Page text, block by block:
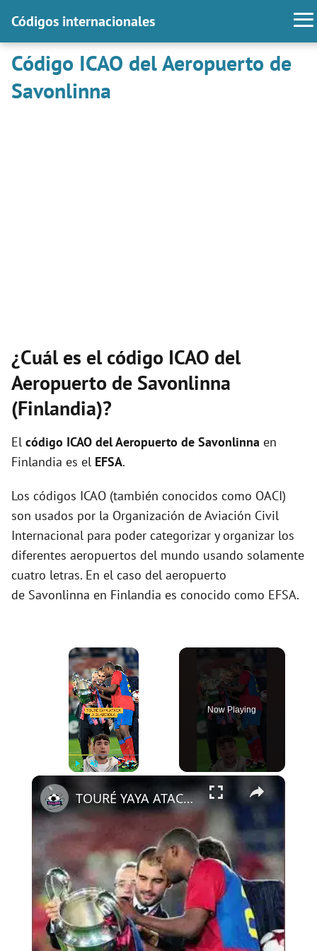
Códigos internacionales
Código ICAO del Aeropuerto de
Savonlinna
¿Cuál es el código ICAO del
Aeropuerto de Savonlinna
(Finlandia)?
El código ICAO delAeropuerto de Savonlinna en
Finlandia es el EFSA.
Los códigos ICAO (también conocidos como OACI)
son usados por la Organización de Aviación Civil
Internacional para poder categorizar y organizar los
diferentes aeropuertos del mundo usando solamente
cuatro letras. En el caso del aeropuerto
de Savonlinna en Finlandia es conocido como EFSA.
×
Now Playing
×
TOURÉ YAYA ATACA A GUARDIOLA